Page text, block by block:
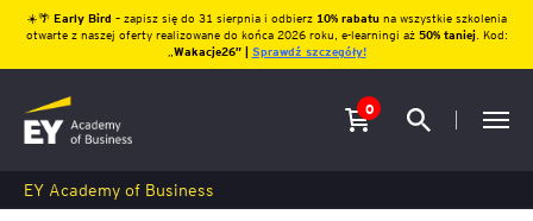
☀️🌴 Early Bird – zapisz się do 31 sierpnia i odbierz10% rabatu na wszystkie szkolenia
otwarte z naszej oferty realizowane do końca 2026 roku, e-learningi aż 50% taniej. Kod:
Wakacje26″ | Sprawdź szczegóły!
0
EY Academy of Business